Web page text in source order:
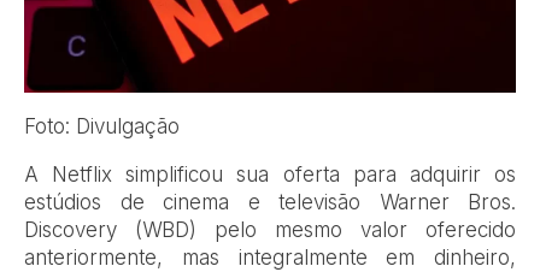
Foto: Divulgação
A Netflix simplificou sua oferta para adquirir os
estúdios de cinema e televisão Warner Bros.
Discovery (WBD) pelo mesmo valor oferecido
anteriormente, mas integralmente em dinheiro,